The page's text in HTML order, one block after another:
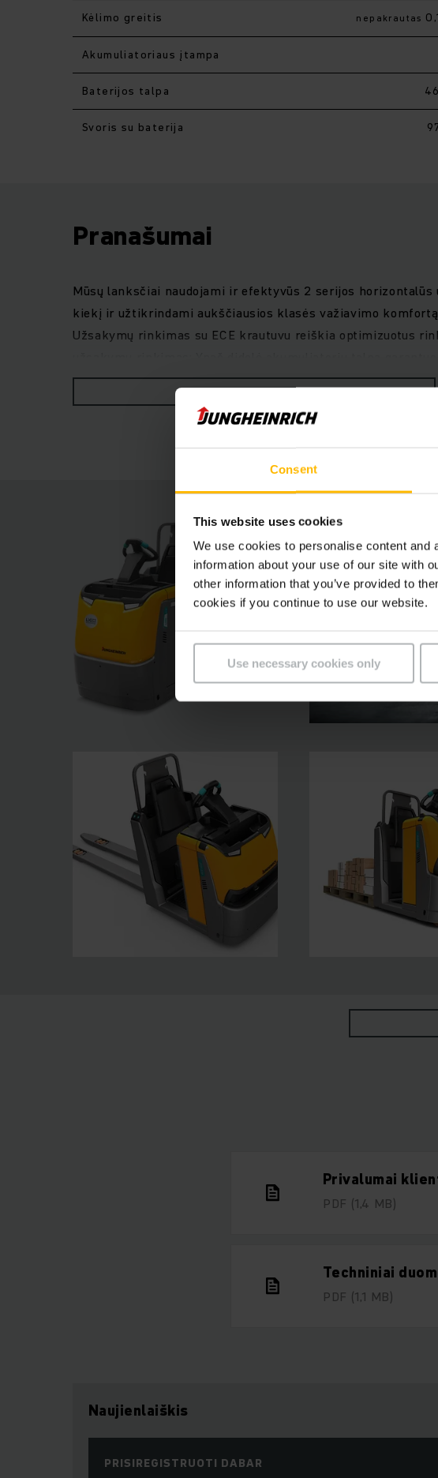
Consent
This website uses cookies
We use cookies to personalise content
information about your use of our site with
other information that you’ve provided to
cookies if you continue to use our website.
Use necessary cookies only
Kėlimo greitis nepakrautas
Akumuliatoriaus įtampa
Baterijos talpa
Svoris su baterija
Pranašumai
Mūsų lanksčiai naudojami ir efektyvūs 2 serijos
kiekį ir užtikrindami aukščiausios klasės važiavimo
Užsakymų rinkimas su ECE krautuvu reiškia optimizuotus
Kompaktiškų gabaritų tvirta konstrukcija leidžia daryti
būdu keliama, amortizuojama stovėjimo platforma saugo
pasiekiami valdymo elementai garantuoja didelį važiavimo
„Floor-Spot“ arba pasirenkama įranga „curveCONTROL“.
RODYTI DAUGIAU
Privalumai
PDF (1,4 MB)
Techniniai
PDF (1,1 MB)
Naujienlaiškis
PRISIREGISTRUOTI DABAR